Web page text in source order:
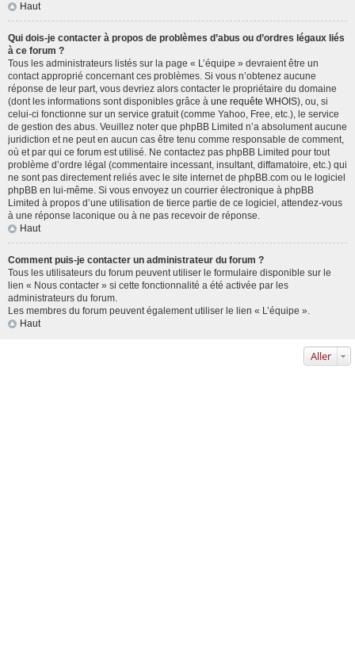
Haut
Qui dois-je contacter à propos de problèmes d’abus ou d’ordres légaux liés
à ce forum ?
Tous les administrateurs listés sur la page « L’équipe » devraient être un
contact approprié concernant ces problèmes. Si vous n’obtenez aucune
réponse de leur part, vous devriez alors contacter le propriétaire du domaine
(dont les informations sont disponibles grâce à une requête WHOIS), ou, si
celui-ci fonctionne sur un service gratuit (comme Yahoo, Free, etc.), le service
de gestion des abus. Veuillez noter que phpBB Limited n’a absolument aucune
juridiction et ne peut en aucun cas être tenu comme responsable de comment,
où et par qui ce forum est utilisé. Ne contactez pas phpBB Limited pour tout
problème d’ordre légal (commentaire incessant, insultant, diffamatoire, etc.) qui
ne sont pas directement reliés avec le site internet de phpBB.com ou le logiciel
phpBB en lui-même. Si vous envoyez un courrier électronique à phpBB
Limited à propos d’une utilisation de tierce partie de ce logiciel, attendez-vous
à une réponse laconique ou à ne pas recevoir de réponse.
Haut
Comment puis-je contacter un administrateur du forum ?
Tous les utilisateurs du forum peuvent utiliser le formulaire disponible sur le
lien « Nous contacter » si cette fonctionnalité a été activée par les
administrateurs du forum.
Les membres du forum peuvent également utiliser le lien « L’équipe ».
Haut
Aller